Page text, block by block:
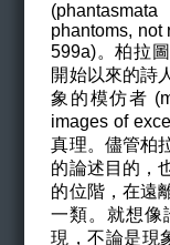
phantoms, not
599a)。柏拉
開始以來的詩
象的模仿者
images of
真理。儘管柏
的論述目的，
的位階，在遠
一類。就想像
現，不論是現